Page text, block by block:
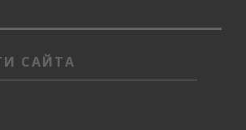
САЙТА